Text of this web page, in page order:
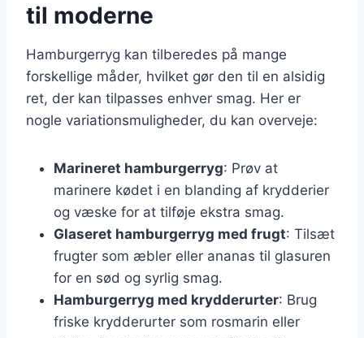
til moderne
Hamburgerryg kan tilberedes på mange
forskellige måder, hvilket gør den til en alsidig
ret, der kan tilpasses enhver smag. Her er
nogle variationsmuligheder, du kan overveje:
Marineret hamburgerryg: Prøv at
marinere kødet i en blanding af krydderier
og væske for at tilføje ekstra smag.
Glaseret hamburgerryg med frugt: Tilsæt
frugter som æbler eller ananas til glasuren
for en sød og syrlig smag.
Hamburgerryg med krydderurter: Brug
friske krydderurter som rosmarin eller